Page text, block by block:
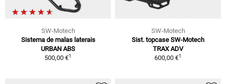
SW-Motech
Sistema de malas laterais
URBAN ABS
500,00 €1
SW-Motech
Sist. topcase SW-Motech
TRAX ADV
600,00 €1